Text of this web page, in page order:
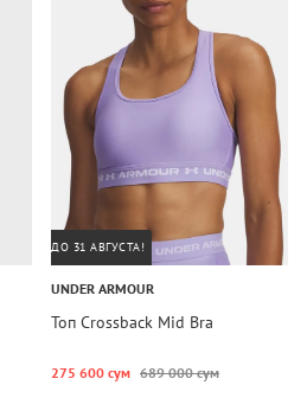
ДО 31 АВГУСТА!
UNDER ARMOUR
Топ Crossback Mid Bra
275 600 сум 689 000 сум